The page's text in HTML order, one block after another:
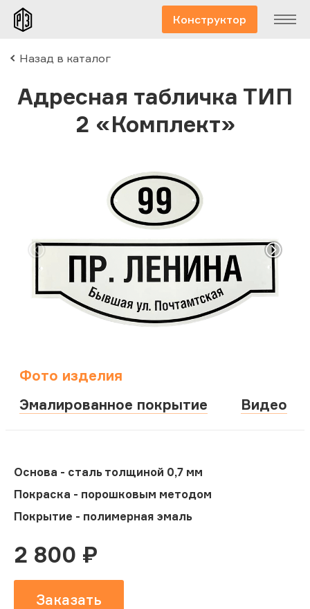
Конструктор
Назад в каталог
Адресная табличка ТИП
2 «Комплект»
Фото изделия
Эмалированное покрытие
Видео
Основа - сталь толщиной 0,7 мм
Покраска - порошковым методом
Покрытие - полимерная эмаль
2 800 ₽
Заказать